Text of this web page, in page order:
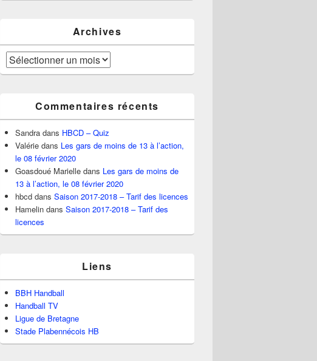
Archives
Archives
Commentaires récents
Sandra dans HBCD – Quiz
Valérie dans Les gars de moins de 13 à l’action,
le 08 février 2020
Goasdoué Marielle dans Les gars de moins de
13 à l’action, le 08 février 2020
hbcd dans Saison 2017-2018 – Tarif des licences
Hamelin dans Saison 2017-2018 – Tarif des
licences
Liens
BBH Handball
Handball TV
Ligue de Bretagne
Stade Plabennécois HB